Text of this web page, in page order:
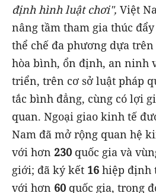
định hình luật chơi", Việt
nâng tầm tham gia thúc
thể chế đa phương dựa
hòa bình, ổn định, an ninh
triển, trên cơ sở luật pháp
tắc bình đẳng, cùng có lợi
quan. Ngoại giao kinh tế
Nam đã mở rộng quan hệ
với hơn 230 quốc gia và
giới; đã ký kết 16 hiệp định
với hơn 60 quốc gia, trong